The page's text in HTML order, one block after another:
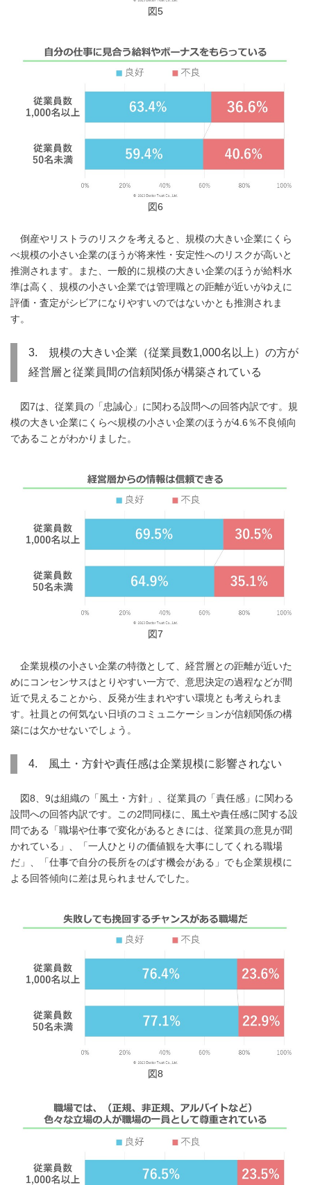
図5
図6
倒産やリストラのリスクを考えると、規模の大きい企業にくら
べ規模の小さい企業のほうが将来性・安定性へのリスクが高いと
推測されます。また、一般的に規模の大きい企業のほうが給料水
準は高く、規模の小さい企業では管理職との距離が近いがゆえに
評価・査定がシビアになりやすいのではないかとも推測されま
す。
3. 規模の大きい企業（従業員数1,000名以上）の方が
経営層と従業員間の信頼関係が構築されている
図7は、従業員の「忠誠心」に関わる設問への回答内訳です。規
模の大きい企業にくらべ規模の小さい企業のほうが4.6％不良傾向
であることがわかりました。
図7
企業規模の小さい企業の特徴として、経営層との距離が近いた
めにコンセンサスはとりやすい一方で、意思決定の過程などが間
近で見えることから、反発が生まれやすい環境とも考えられま
す。社員との何気ない日頃のコミュニケーションが信頼関係の構
築には欠かせないでしょう。
4. 風土・方針や責任感は企業規模に影響されない
図8、9は組織の「風土・方針」、従業員の「責任感」に関わる
設問への回答内訳です。この2問同様に、風土や責任感に関する設
問である「職場や仕事で変化があるときには、従業員の意見が聞
かれている」、「一人ひとりの価値観を大事にしてくれる職場
だ」、「仕事で自分の長所をのばす機会がある」でも企業規模に
よる回答傾向に差は見られませんでした。
図8
Japanese